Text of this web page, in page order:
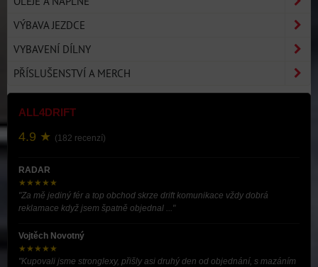
VÝBAVA JEZDCE
VYBAVENÍ DÍLNY
PŘÍSLUŠENSTVÍ A MERCH
ALL4DRIFT
4.9 ★ (182 recenzí)
RADAR
★★★★★
"Za mě jediný fér a top obchod skrze drift komunikace vždy dobrá
reklamace když jsem špatně objednal ..."
Vojtěch Novotný
★★★★★
"Kupovali jsme stronglexy, přišly asi druhý den od objednání, s mazáním